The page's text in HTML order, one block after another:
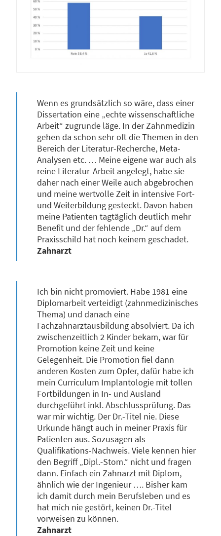
Wenn es grundsätzlich so wäre, dass einer
Dissertation eine „echte wissenschaftliche
Arbeit“ zugrunde läge. In der Zahnmedizin
gehen da schon sehr oft die Themen in den
Bereich der Literatur-Recherche, Meta-
Analysen etc. … Meine eigene war auch als
reine Literatur-Arbeit angelegt, habe sie
daher nach einer Weile auch abgebrochen
und meine wertvolle Zeit in intensive Fort-
und Weiterbildung gesteckt. Davon haben
meine Patienten tagtäglich deutlich mehr
Benefit und der fehlende „Dr.“ auf dem
Praxisschild hat noch keinem geschadet.
Zahnarzt
Ich bin nicht promoviert. Habe 1981 eine
Diplomarbeit verteidigt (zahnmedizinisches
Thema) und danach eine
Fachzahnarztausbildung absolviert. Da ich
zwischenzeitlich 2 Kinder bekam, war für
Promotion keine Zeit und keine
Gelegenheit. Die Promotion fiel dann
anderen Kosten zum Opfer, dafür habe ich
mein Curriculum Implantologie mit tollen
Fortbildungen in In- und Ausland
durchgeführt inkl. Abschlussprüfung. Das
war mir wichtig. Der Dr.-Titel nie. Diese
Urkunde hängt auch in meiner Praxis für
Patienten aus. Sozusagen als
Qualifikations-Nachweis. Viele kennen hier
den Begriff „Dipl.-Stom.“ nicht und fragen
dann. Einfach ein Zahnarzt mit Diplom,
ähnlich wie der Ingenieur …. Bisher kam
ich damit durch mein Berufsleben und es
hat mich nie gestört, keinen Dr.-Titel
vorweisen zu können.
Zahnarzt